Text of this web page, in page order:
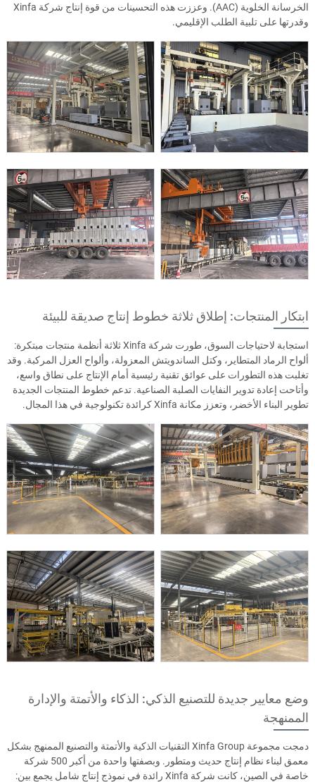
الخرسانة الخلوية (AAC). وعززت هذه التحسينات من قوة إنتاج شركة Xinfa
وقدرتها على تلبية الطلب الإقليمي.
ابتكار المنتجات: إطلاق ثلاثة خطوط إنتاج صديقة للبيئة
استجابة لاحتياجات السوق، طورت شركة Xinfa ثلاثة أنظمة منتجات مبتكرة:
ألواح الرماد المتطاير، وكتل الساندويتش المعزولة، وألواح العزل المركبة. وقد
تغلبت هذه التطورات على عوائق تقنية رئيسية أمام الإنتاج على نطاق واسع،
وأتاحت إعادة تدوير النفايات الصلبة الصناعية. تدعم خطوط المنتجات الجديدة
تطوير البناء الأخضر، وتعزز مكانة Xinfa كرائدة تكنولوجية في هذا المجال.
وضع معايير جديدة للتصنيع الذكي: الذكاء والأتمتة والإدارة
الممنهجة
دمجت مجموعة Xinfa Group التقنيات الذكية والأتمتة والتصنيع الممنهج بشكل
معمق لبناء نظام إنتاج حديث ومتطور. وبصفتها واحدة من أكبر 500 شركة
خاصة في الصين، كانت شركة Xinfa رائدة في نموذج إنتاج شامل يجمع بين: